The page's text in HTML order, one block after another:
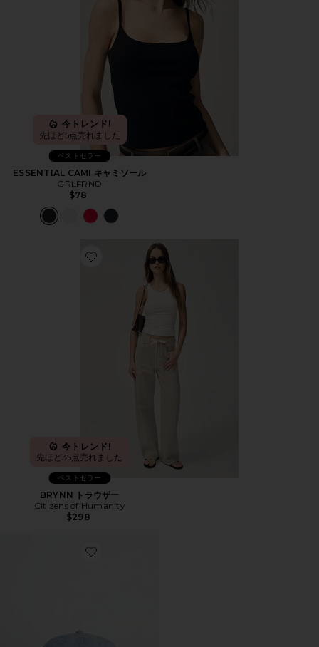
今トレンド!
先ほど5点売れました
ベストセラー
ESSENTIAL CAMI キャミソール
GRLFRND
$78
Favorite BRYNN トラウザー
今トレンド!
先ほど35点売れました
ベストセラー
BRYNN トラウザー
Citizens of Humanity
$298
Favorite SPORT キャップ